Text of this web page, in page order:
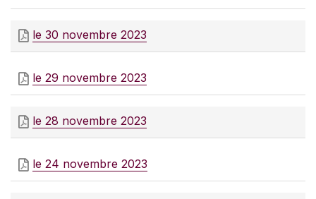
le 30 novembre 2023
le 29 novembre 2023
le 28 novembre 2023
le 24 novembre 2023